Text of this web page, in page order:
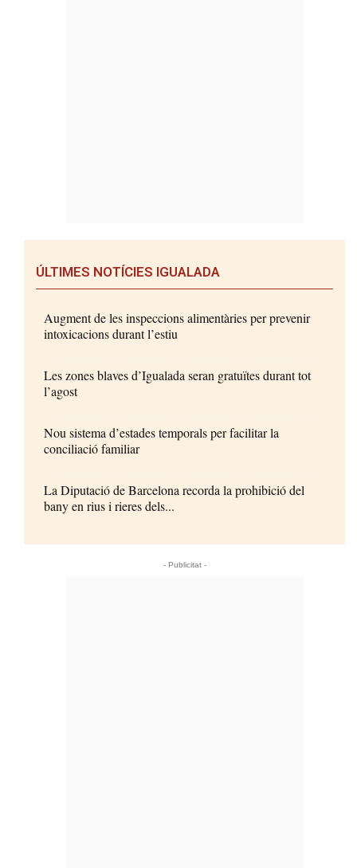
ÚLTIMES NOTÍCIES IGUALADA
Augment de les inspeccions alimentàries per prevenir
intoxicacions durant l’estiu
Les zones blaves d’Igualada seran gratuïtes durant tot
l’agost
Nou sistema d’estades temporals per facilitar la
conciliació familiar
La Diputació de Barcelona recorda la prohibició del
bany en rius i rieres dels...
- Publicitat -